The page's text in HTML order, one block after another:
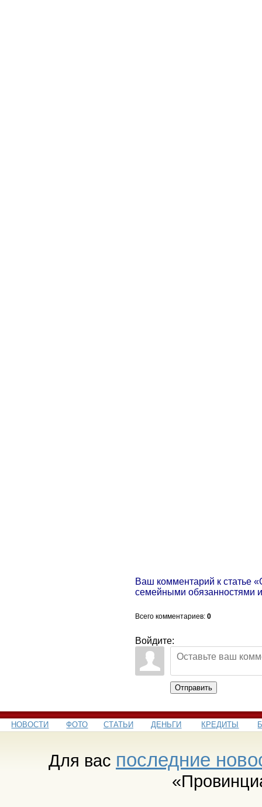
Ваш комментарий к статье
семейными обязанностями
Всего комментариев: 0
Войдите:
Отправить
НОВОСТИ ФОТО СТАТЬИ ДЕНЬГИ КРЕДИТЫ
Для вас последние